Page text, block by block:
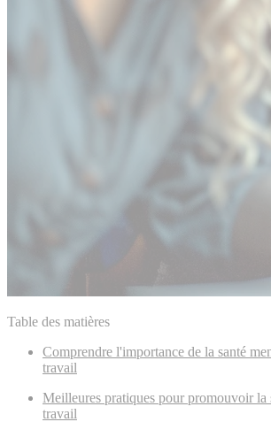
Table des matières
Comprendre l'importance de la santé
travail
Meilleures pratiques pour promouvoir la
travail